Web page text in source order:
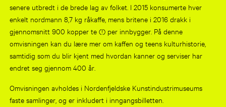
senere utbredt i de brede lag av folket. I 2015 konsumerte hver
enkelt nordmann 8,7 kg råkaffe, mens britene i 2016 drakk i
gjennomsnitt 900 kopper te (!) per innbygger. På denne
omvisningen kan du lære mer om kaffen og teens kulturhistorie,
samtidig som du blir kjent med hvordan kanner og serviser har
endret seg gjennom 400 år.
Omvisningen avholdes i Nordenfjeldske Kunstindustrimuseums
faste samlinger, og er inkludert i inngangsbilletten.